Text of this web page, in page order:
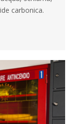
carbonica.